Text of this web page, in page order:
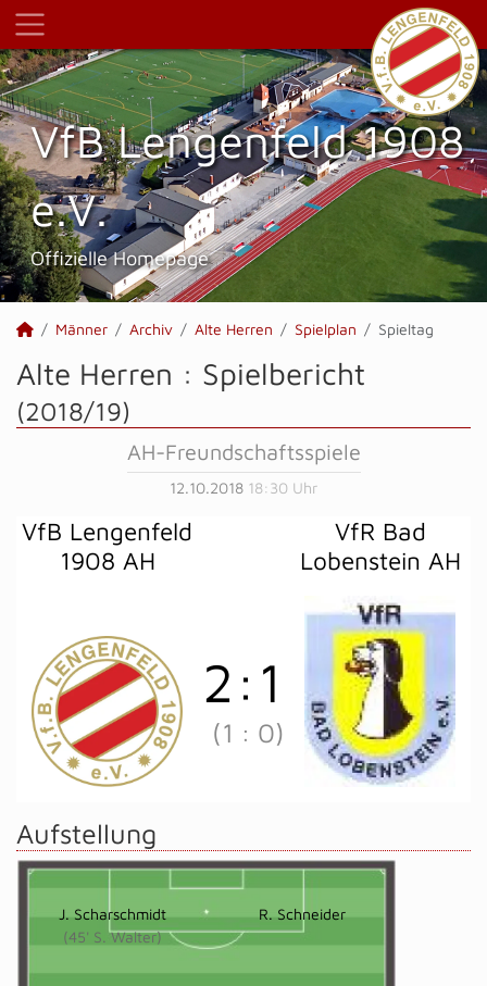
VfB Lengenfeld 1908
e.V.
Offizielle Homepage
Männer Archiv Alte Herren Spielplan Spieltag
Alte Herren : Spielbericht
(2018/19)
AH-Freundschaftsspiele
12.10.2018 18:30 Uhr
VfB Lengenfeld
1908 AH
VfR Bad
Lobenstein AH
2 : 1
(1 : 0)
Aufstellung
J. Scharschmidt
(45' S. Walter)
R. Schneider